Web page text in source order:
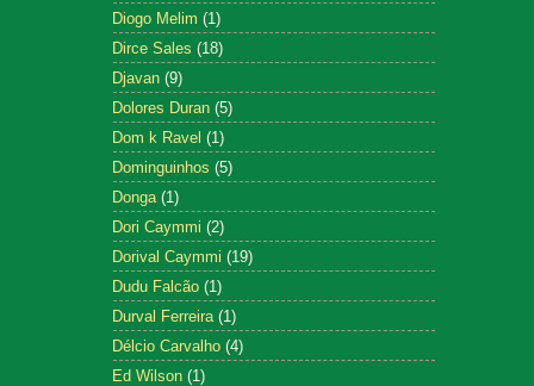
Diogo Melim (1)
Dirce Sales (18)
Djavan (9)
Dolores Duran (5)
Dom k Ravel (1)
Dominguinhos (5)
Donga (1)
Dori Caymmi (2)
Dorival Caymmi (19)
Dudu Falcão (1)
Durval Ferreira (1)
Délcio Carvalho (4)
Ed Wilson (1)